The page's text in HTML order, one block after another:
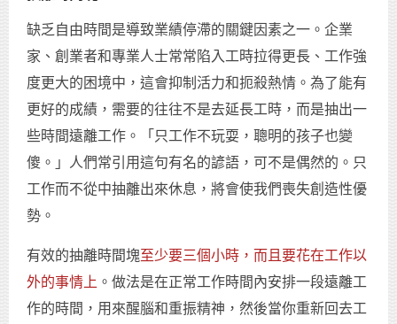
缺乏自由時間是導致業績停滯的關鍵因素之一。企業
家、創業者和專業人士常常陷入工時拉得更長、工作強
度更大的困境中，這會抑制活力和扼殺熱情。為了能有
更好的成績，需要的往往不是去延長工時，而是抽出一
些時間遠離工作。「只工作不玩耍，聰明的孩子也變
傻。」人們常引用這句有名的諺語，可不是偶然的。只
工作而不從中抽離出來休息，將會使我們喪失創造性優
勢。
有效的抽離時間塊至少要三個小時，而且要花在工作以
外的事情上 。做法是在正常工作時間內安排一段遠離工
作的時間，用來醒腦和重振精神，然後當你重新回去工